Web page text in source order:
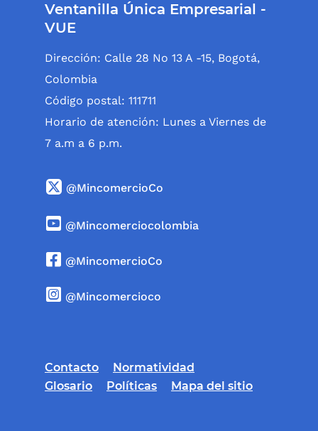
Ventanilla Única Empresarial -
VUE
Dirección: Calle 28 No 13 A -15, Bogotá,
Colombia
Código postal: 111711
Horario de atención: Lunes a Viernes de
7 a.m a 6 p.m.
@MincomercioCo
@Mincomerciocolombia
@MincomercioCo
@Mincomercioco
Contacto
Normatividad
Glosario
Políticas Mapa del sitio